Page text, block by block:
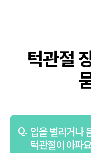
턱관절
입을 벌리거나
턱관절이 아파